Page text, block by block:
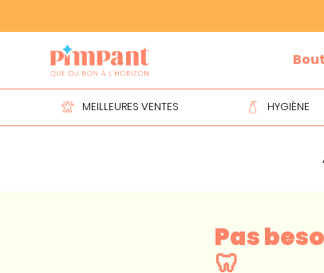
Slide 2 of 2.
MEILLEURES VENTES HYGIÈNE
Pas
🦷